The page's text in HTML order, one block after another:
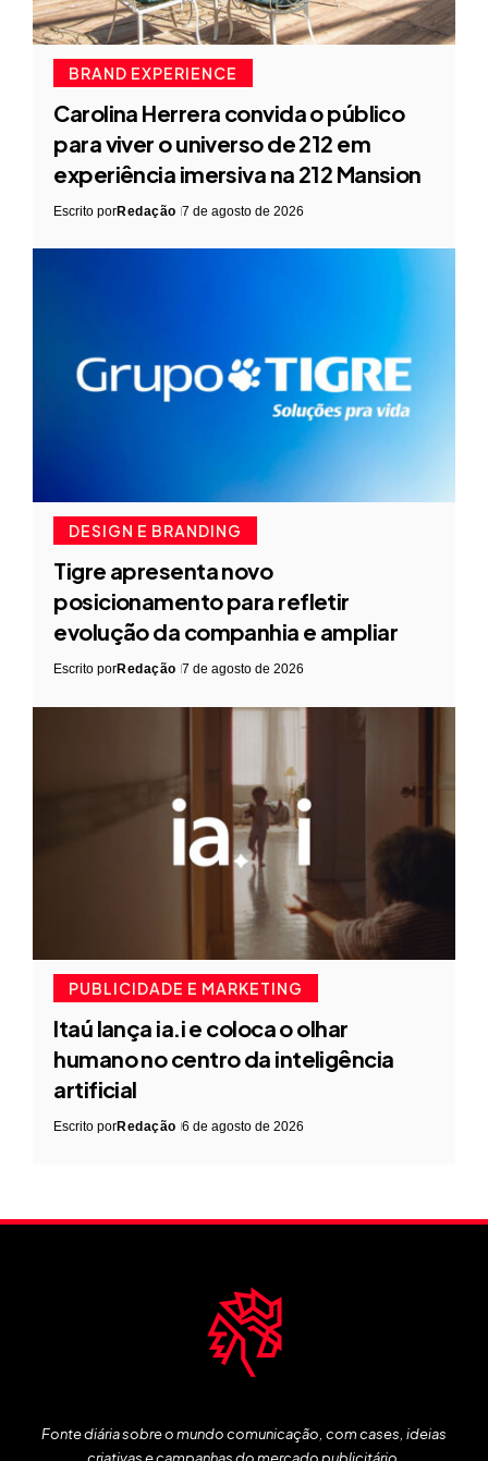
BRAND EXPERIENCE
Carolina Herrera convida o público
para viver o universo de 212 em
experiência imersiva na 212 Mansion
Escrito porRedação 7 de agosto de 2026
DESIGN E BRANDING
Tigre apresenta novo
posicionamento para refletir
evolução da companhia e ampliar
Escrito porRedação 7 de agosto de 2026
PUBLICIDADE E MARKETING
Itaú lança ia.i e coloca o olhar
humano no centro da inteligência
artificial
Escrito porRedação 6 de agosto de 2026
Fonte diária sobre o mundo comunicação, com cases, ideias
criativas e campanhas do mercado publicitário.